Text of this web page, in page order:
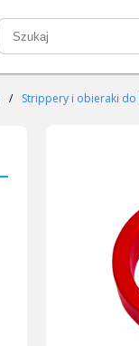
/ Strippery i obieraki do